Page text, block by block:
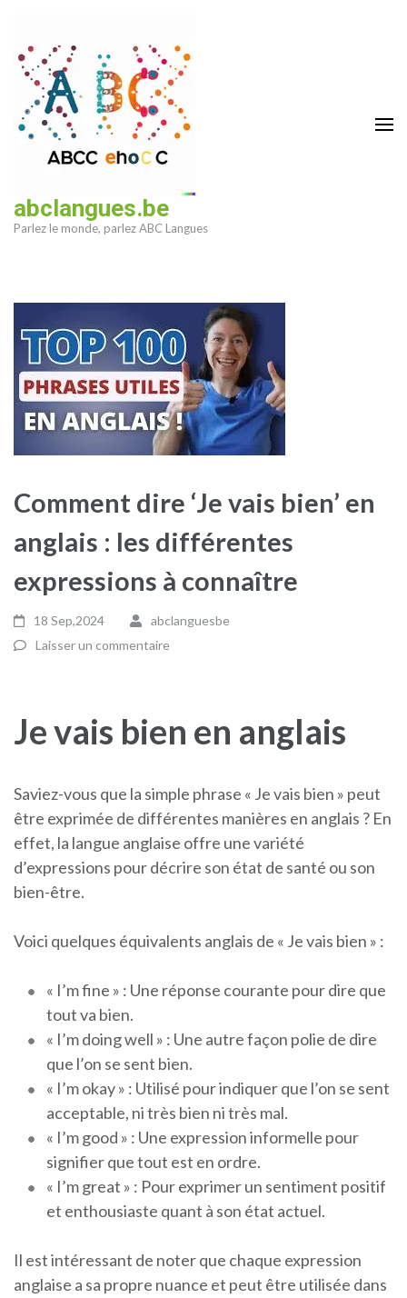
contenu
(Pressez
Entrée)
abclangues.be
Parlez le monde, parlez ABC Langues
Comment dire ‘Je vais bien’ en
anglais : les différentes
expressions à connaître
18 Sep,2024
abclanguesbe
Laisser un commentaire
Je vais bien en anglais
Saviez-vous que la simple phrase « Je vais bien » peut
être exprimée de différentes manières en anglais ? En
effet, la langue anglaise offre une variété
d’expressions pour décrire son état de santé ou son
bien-être.
Voici quelques équivalents anglais de « Je vais bien » :
« I’m fine » : Une réponse courante pour dire que
tout va bien.
« I’m doing well » : Une autre façon polie de dire
que l’on se sent bien.
« I’m okay » : Utilisé pour indiquer que l’on se sent
acceptable, ni très bien ni très mal.
« I’m good » : Une expression informelle pour
signifier que tout est en ordre.
« I’m great » : Pour exprimer un sentiment positif
et enthousiaste quant à son état actuel.
Il est intéressant de noter que chaque expression
anglaise a sa propre nuance et peut être utilisée dans